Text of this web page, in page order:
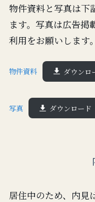
物件資料と写真は下
ます。写真は広告掲
利用をお願いします。
物件資料 ダウンロ
写真 ダウンロード
居住中のため、内見